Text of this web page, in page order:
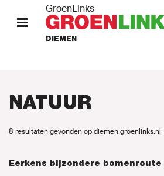
GroenLinks
DIEMEN
NATUUR
8 resultaten gevonden op diemen.groenlinks.nl
Eerkens bijzondere bomenroute
STANDPUNTEN
Onze mensen